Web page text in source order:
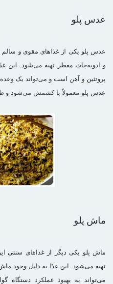
عدس پلو
عدس پلو یکی از غذاهای مقوی و
و ادویه‌جات معطر تهیه می‌شود. این
پروتئین و آهن است و می‌تواند یک
عدس پلو معمولاً با کشمش می‌شود و
ماش پلو
ماش پلو یکی دیگر از غذاهای سنتی
تهیه می‌شود. این غذا به دلیل وجود
می‌تواند به بهبود عملکرد دستگاه